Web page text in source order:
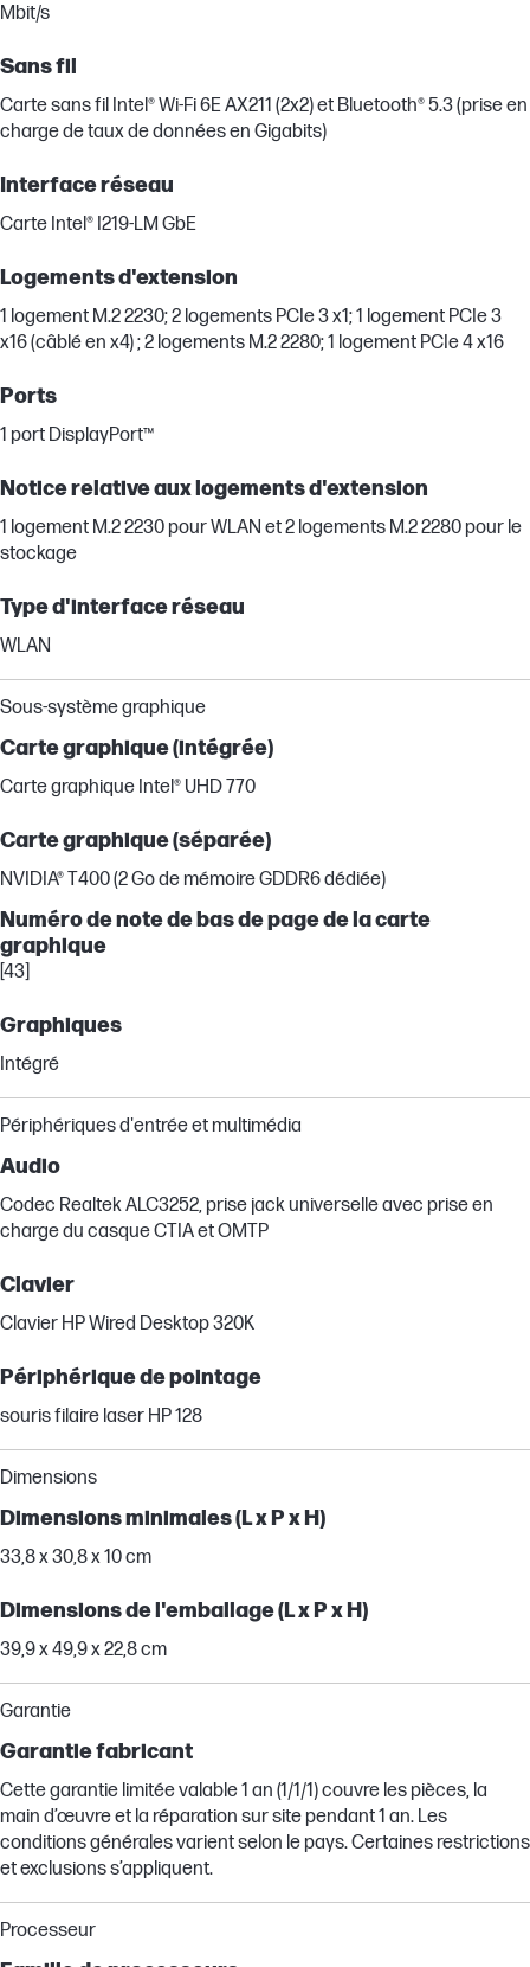
Mbit/s
Sans fil
Carte sans fil Intel® Wi-Fi 6E AX211 (2x2) et Bluetooth® 5.3 (prise en
charge de taux de données en Gigabits)
Interface réseau
Carte Intel® I219-LM GbE
Logements d'extension
1 logement M.2 2230; 2 logements PCIe 3 x1; 1 logement PCIe 3
x16 (câblé en x4) ; 2 logements M.2 2280; 1 logement PCIe 4 x16
Ports
1 port DisplayPort™
Notice relative aux logements d'extension
1 logement M.2 2230 pour WLAN et 2 logements M.2 2280 pour le
stockage
Type d'interface réseau
WLAN
Sous-système graphique
Carte graphique (intégrée)
Carte graphique Intel® UHD 770
Carte graphique (séparée)
NVIDIA® T400 (2 Go de mémoire GDDR6 dédiée)
Numéro de note de bas de page de la carte
graphique
[43]
Graphiques
Intégré
Périphériques d'entrée et multimédia
Audio
Codec Realtek ALC3252, prise jack universelle avec prise en
charge du casque CTIA et OMTP
Clavier
Clavier HP Wired Desktop 320K
Périphérique de pointage
souris filaire laser HP 128
Dimensions
Dimensions minimales (L x P x H)
33,8 x 30,8 x 10 cm
Dimensions de l'emballage (L x P x H)
39,9 x 49,9 x 22,8 cm
Garantie
Garantie fabricant
Cette garantie limitée valable 1 an (1/1/1) couvre les pièces, la
main d’œuvre et la réparation sur site pendant 1 an. Les
conditions générales varient selon le pays. Certaines restrictions
et exclusions s’appliquent.
Processeur